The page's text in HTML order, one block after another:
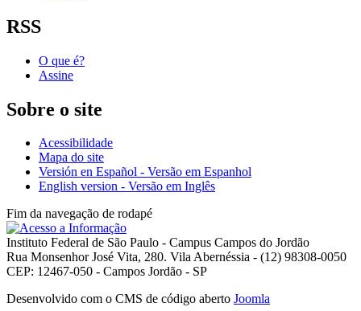
RSS
O que é?
Assine
Sobre o site
Acessibilidade
Mapa do site
Versión en Español - Versão em Espanhol
English version - Versão em Inglês
Fim da navegação de rodapé
Instituto Federal de São Paulo - Campus Campos do Jordão
Rua Monsenhor José Vita, 280. Vila Abernéssia - (12) 98308-0050
CEP: 12467-050 - Campos Jordão - SP
Desenvolvido com o CMS de código aberto Joomla